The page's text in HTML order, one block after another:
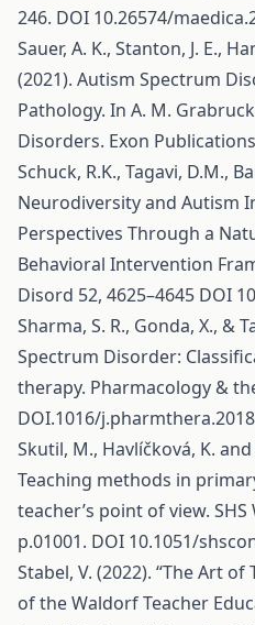
246. DOI 10.26574/
Sauer, A. K., Stanton, J. E.,
(2021). Autism Spectrum
Pathology. In A. M.
Disorders. Exon
Schuck, R.K., Tagavi, D.M.,
Neurodiversity and Autism
Perspectives Through a
Behavioral Intervention
Disord 52, 4625–4645 DOI
Sharma, S. R., Gonda, X., &
Spectrum Disorder:
therapy. Pharmacology &
DOI.1016/
Skutil, M., Havlíčková, K.
Teaching methods in
teacher’s point of view.
p.01001. DOI 10.1051/
Stabel, V. (2022). “The Art
of the Waldorf Teacher